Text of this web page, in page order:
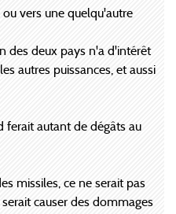
vers une quelqu'autre
des deux pays n'a d'intérêt
autres puissances, et aussi
ferait autant de dégâts au
missiles, ce ne serait pas
causer des dommages